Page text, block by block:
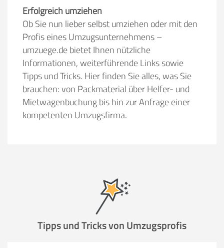
Erfolgreich umziehen
Ob Sie nun lieber selbst umziehen oder mit den
Profis eines Umzugsunternehmens –
umzuege.de bietet Ihnen nützliche
Informationen, weiterführende Links sowie
Tipps und Tricks. Hier finden Sie alles, was Sie
brauchen: von Packmaterial über Helfer- und
Mietwagenbuchung bis hin zur Anfrage einer
kompetenten Umzugsfirma.
Tipps und Tricks von Umzugsprofis